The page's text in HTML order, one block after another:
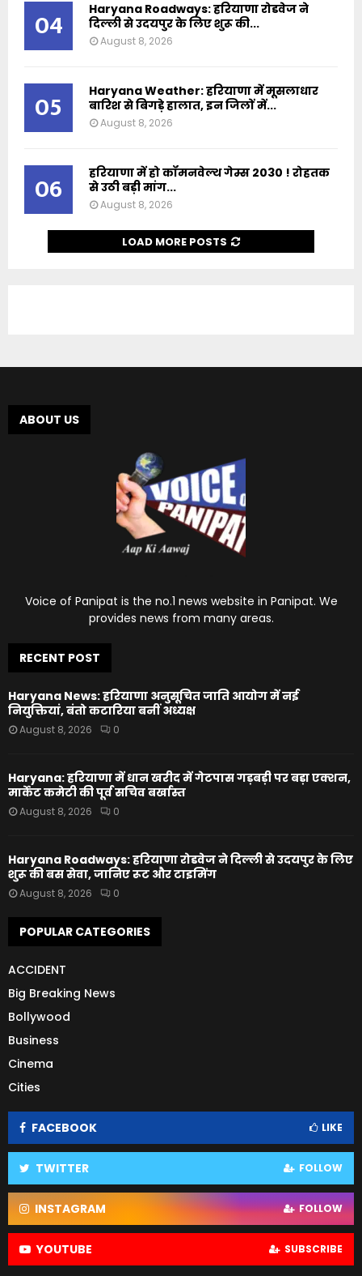
04
Haryana Roadways: हरियाणा रोडवेज ने
दिल्ली से उदयपुर के लिए शुरू की...
August 8, 2026
05
Haryana Weather: हरियाणा में मूसलाधार
बारिश से बिगड़े हालात, इन जिलों में...
August 8, 2026
06
हरियाणा में हो कॉमनवेल्थ गेम्स 2030 ! रोहतक
से उठी बड़ी मांग...
August 8, 2026
LOAD MORE POSTS
ABOUT US
Voice of Panipat is the no.1 news website in Panipat. We
provides news from many areas.
RECENT POST
Haryana News: हरियाणा अनुसूचित जाति आयोग में नई
नियुक्तियां, बंतो कटारिया बनीं अध्यक्ष
August 8, 2026 0
Haryana: हरियाणा में धान खरीद में गेटपास गड़बड़ी पर बड़ा एक्शन,
मार्केट कमेटी की पूर्व सचिव बर्खास्त
August 8, 2026 0
Haryana Roadways: हरियाणा रोडवेज ने दिल्ली से उदयपुर के लिए
शुरू की बस सेवा, जानिए रूट और टाइमिंग
August 8, 2026 0
POPULAR CATEGORIES
ACCIDENT
Big Breaking News
Bollywood
Business
Cinema
Cities
FACEBOOK LIKE
TWITTER FOLLOW
INSTAGRAM FOLLOW
YOUTUBE SUBSCRIBE